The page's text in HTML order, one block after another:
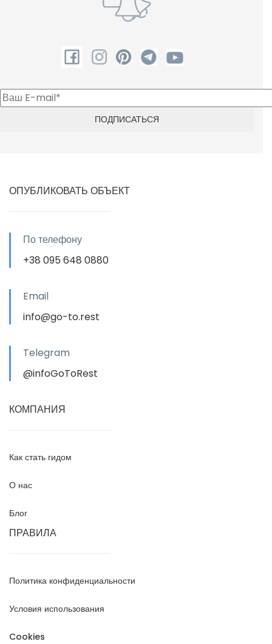
ОПУБЛИКОВАТЬ ОБЪЕКТ
По телефону
+38 095 648 0880
Email
info@go-to.rest
Telegram
@infoGoToRest
КОМПАНИЯ
Как стать гидом
О нас
Блог
ПРАВИЛА
Политика конфиденциальности
Условия использования
Cookies